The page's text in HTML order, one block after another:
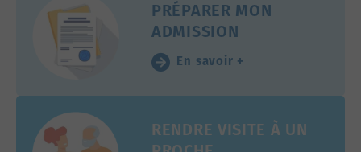
PRÉPARER MON
ADMISSION
En savoir +
RENDRE VISITE À UN